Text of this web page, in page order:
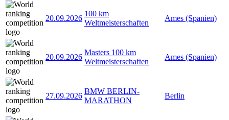
20.09.2026
100 km
Weltmeisterschaften
Ames (Spanien)
20.09.2026
Masters 100 km
Weltmeisterschaften
Ames (Spanien)
27.09.2026
BMW BERLIN-
MARATHON
Berlin